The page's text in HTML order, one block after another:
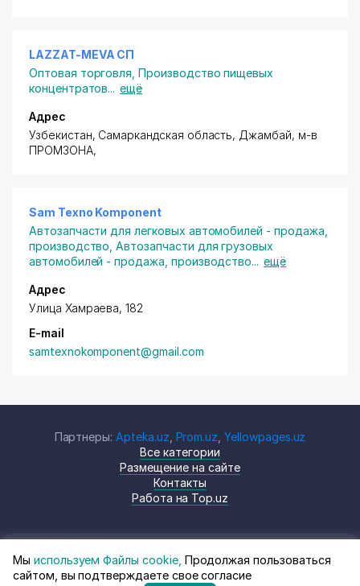
LAZZAT-MEVA СП
Оптовая торговля ,Производство пищевых
концентратов... ещё
Адрес
Узбекистан, Самаркандская область, Джамбай, м-в
ПРОМЗОНА,
Sam Texno Komponent
Автозапчасти для легковых автомобилей - продажа,
производство ,Автозапчасти для грузовых
автомобилей - продажа, производство... ещё
Адрес
Улица Хамраева, 182
E-mail
samtexnokomponent@gmail.com
Партнеры: Apteka.uz Prom.uz ,Yellowpages.uz
Все категории
Размещение на сайте
Контакты
Работа на Top.uz
© Top.uz, 2024 Каталог компаний
Политика
Мы используем Файлы cookie, Продолжая пользоваться
сайтом, вы подтверждаете свое согласие